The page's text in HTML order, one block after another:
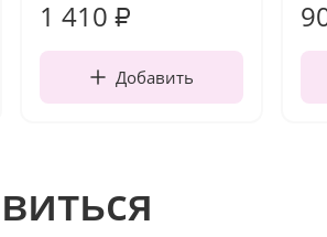
1 410 ₽
Добавить